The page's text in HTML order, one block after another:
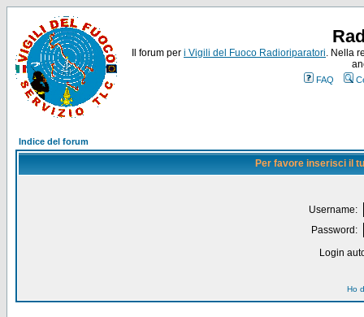
Il forum per i Vigili del Fuoco Radioriparatori. Nella
FAQ
Indice del forum
Per favore inserisci il
Username:
Password:
Login
Ho